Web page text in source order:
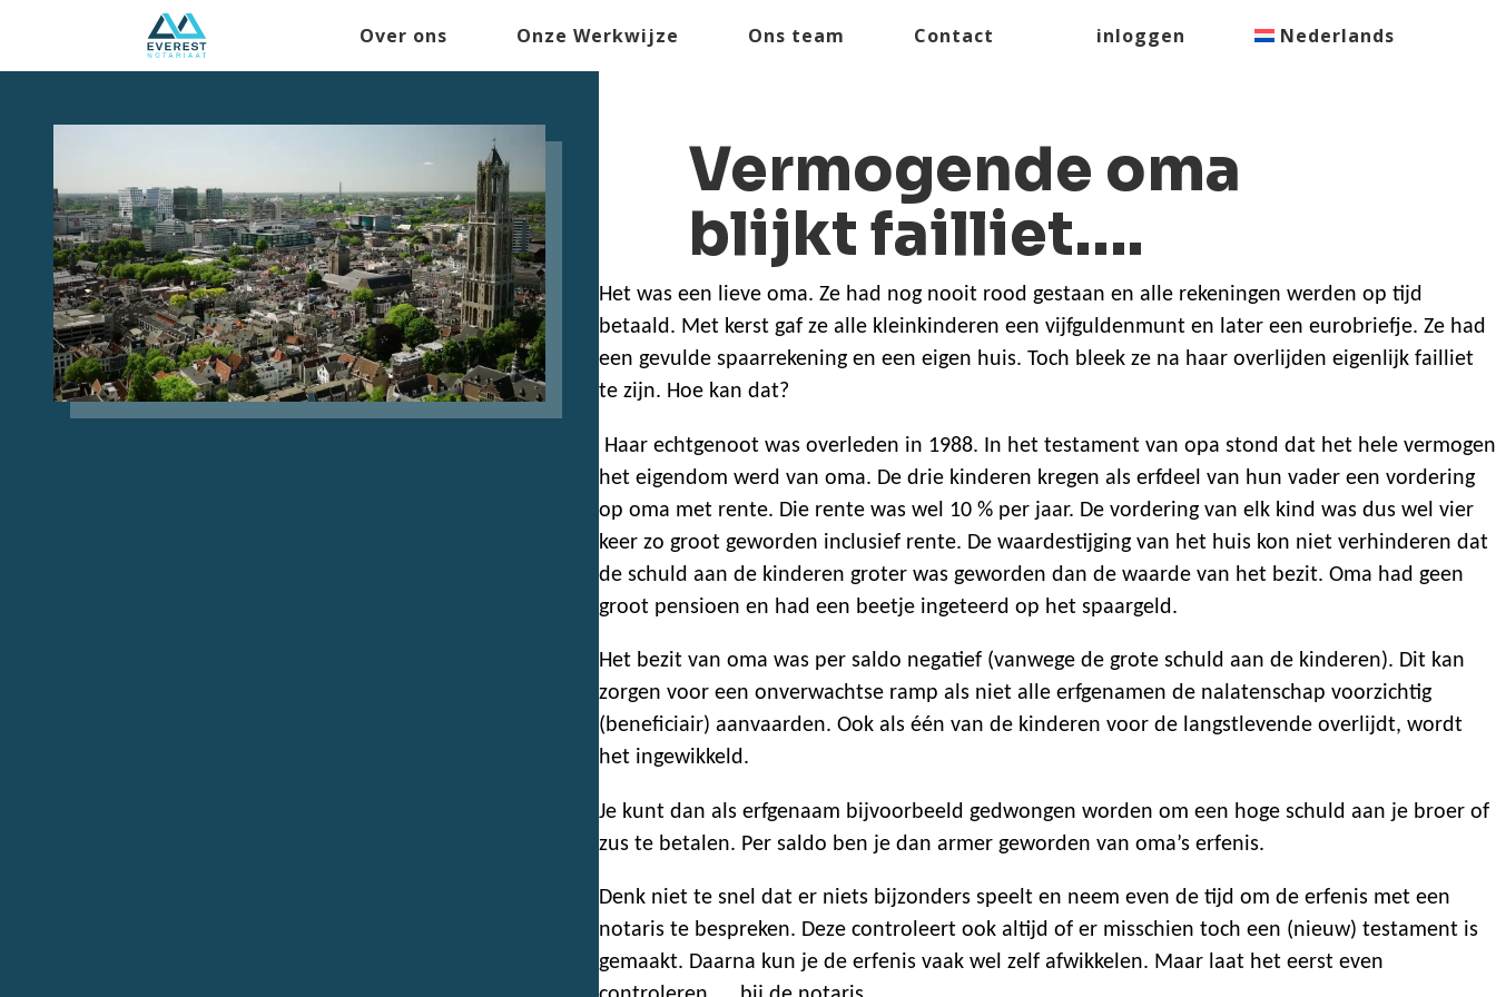
Over ons Onze Werkwijze Ons team Contact inloggen Nederlands
Vermogende oma
blijkt failliet….
Het was een lieve oma. Ze had nog nooit rood gestaan en alle rekeningen werden op tijd
betaald. Met kerst gaf ze alle kleinkinderen een vijfguldenmunt en later een eurobriefje. Ze had
een gevulde spaarrekening en een eigen huis. Toch bleek ze na haar overlijden eigenlijk failliet
te zijn. Hoe kan dat?
Haar echtgenoot was overleden in 1988. In het testament van opa stond dat het hele vermogen
het eigendom werd van oma. De drie kinderen kregen als erfdeel van hun vader een vordering
op oma met rente. Die rente was wel 10 % per jaar. De vordering van elk kind was dus wel vier
keer zo groot geworden inclusief rente. De waardestijging van het huis kon niet verhinderen dat
de schuld aan de kinderen groter was geworden dan de waarde van het bezit. Oma had geen
groot pensioen en had een beetje ingeteerd op het spaargeld.
Het bezit van oma was per saldo negatief (vanwege de grote schuld aan de kinderen). Dit kan
zorgen voor een onverwachtse ramp als niet alle erfgenamen de nalatenschap voorzichtig
(beneficiair) aanvaarden. Ook als één van de kinderen voor de langstlevende overlijdt, wordt
het ingewikkeld.
Je kunt dan als erfgenaam bijvoorbeeld gedwongen worden om een hoge schuld aan je broer of
zus te betalen. Per saldo ben je dan armer geworden van oma’s erfenis.
Denk niet te snel dat er niets bijzonders speelt en neem even de tijd om de erfenis met een
notaris te bespreken. Deze controleert ook altijd of er misschien toch een (nieuw) testament is
gemaakt. Daarna kun je de erfenis vaak wel zelf afwikkelen. Maar laat het eerst even